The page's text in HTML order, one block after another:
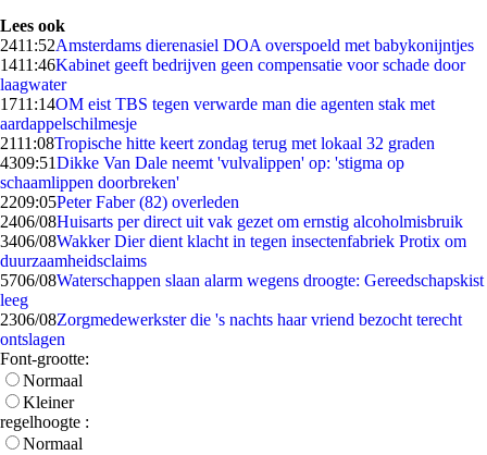
Lees ook
2411:52Amsterdams dierenasiel DOA overspoeld met babykonijntjes
1411:46Kabinet geeft bedrijven geen compensatie voor schade door
laagwater
1711:14OM eist TBS tegen verwarde man die agenten stak met
aardappelschilmesje
2111:08Tropische hitte keert zondag terug met lokaal 32 graden
4309:51Dikke Van Dale neemt 'vulvalippen' op: 'stigma op
schaamlippen doorbreken'
2209:05Peter Faber (82) overleden
2406/08Huisarts per direct uit vak gezet om ernstig alcoholmisbruik
3406/08Wakker Dier dient klacht in tegen insectenfabriek Protix om
duurzaamheidsclaims
5706/08Waterschappen slaan alarm wegens droogte: Gereedschapskist
leeg
2306/08Zorgmedewerkster die 's nachts haar vriend bezocht terecht
ontslagen
Font-grootte:
Normaal
Kleiner
regelhoogte :
Normaal